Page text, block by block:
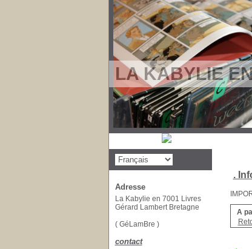
LA KABYLIE
.
A
Adresse
La Kabylie en 7001 Livres
Gérard Lambert Bretagne
( GéLamBre )
contact